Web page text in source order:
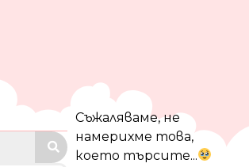
Съжаляваме, не
намерихме това,
което търсите...